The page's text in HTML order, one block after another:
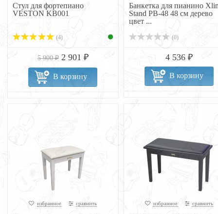
Стул для фортепиано
VESTON KB001
(4)
5 900 ₽ 2 901 ₽
В корзину
Банкетка для пианино
Stand PB-48 48 см дерево
цвет ...
(0)
4 536 ₽
В корзину
избранное сравнить избранное сравнить